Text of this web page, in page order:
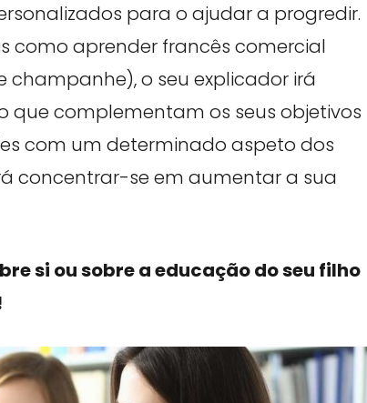
para o ajudar a progredir.
como aprender francês comercial
o seu explicador irá
que complementam os seus objetivos
com um determinado aspeto dos
concentrar-se em aumentar a sua
si ou sobre a educação do seu filho